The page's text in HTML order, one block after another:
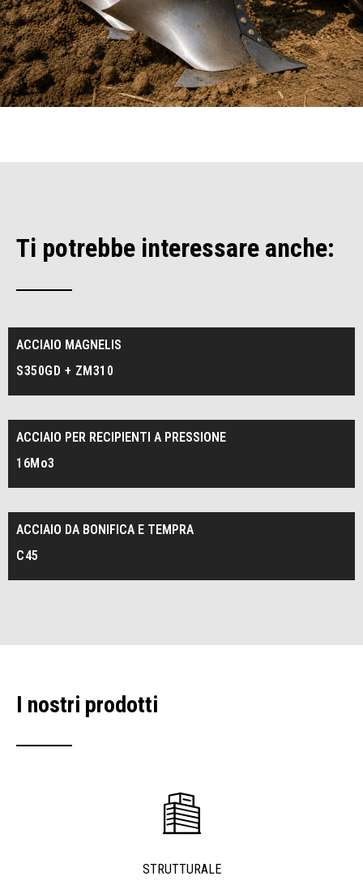
Ti potrebbe interessare anche:
ACCIAIO MAGNELIS
S350GD + ZM310
ACCIAIO PER RECIPIENTI A PRESSIONE
16Mo3
ACCIAIO DA BONIFICA E TEMPRA
C45
I nostri prodotti
STRUTTURALE